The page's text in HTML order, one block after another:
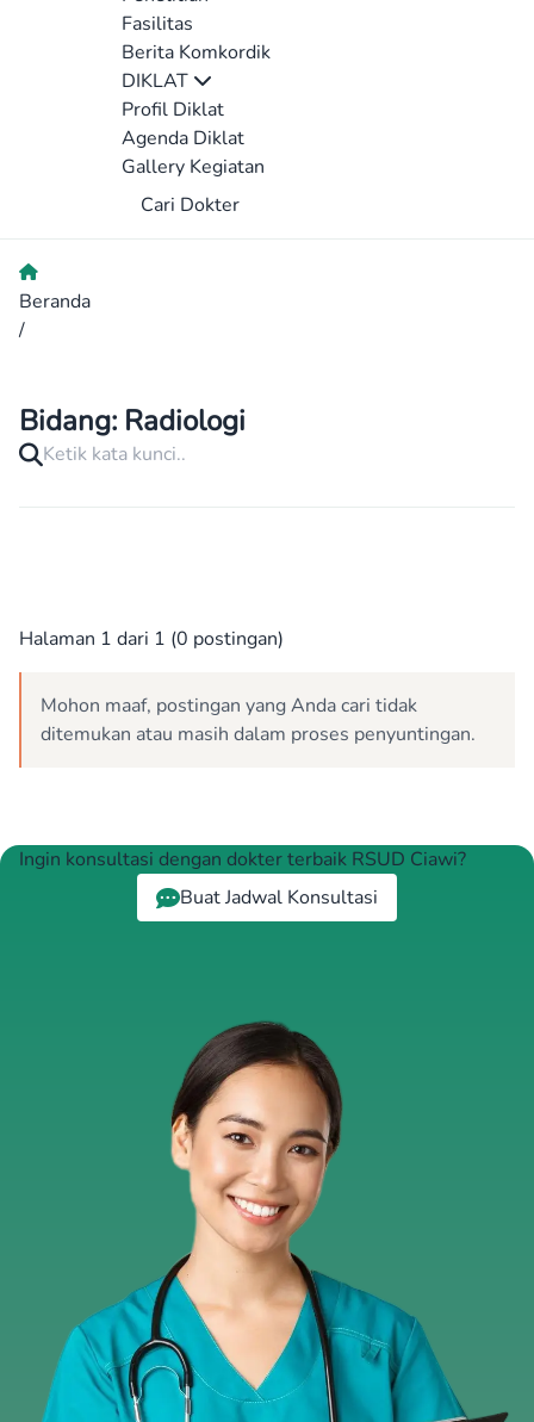
Fasilitas
Berita Komkordik
DIKLAT
Profil Diklat
Agenda Diklat
Gallery Kegiatan
Cari Dokter
Beranda
/
Bidang: Radiologi
Halaman 1 dari 1 (0 postingan)
Mohon maaf, postingan yang Anda cari tidak
ditemukan atau masih dalam proses penyuntingan.
Ingin konsultasi dengan dokter terbaik RSUD Ciawi?
Buat Jadwal Konsultasi